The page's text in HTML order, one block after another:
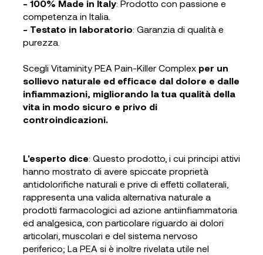
- 100% Made in Italy: Prodotto con passione e
competenza in Italia.
- Testato in laboratorio: Garanzia di qualità e
purezza.
Scegli Vitaminity PEA Pain-Killer Complex per un
sollievo naturale ed efficace dal dolore e dalle
infiammazioni, migliorando la tua qualità della
vita in modo sicuro e privo di
controindicazioni.
L'esperto dice: Questo prodotto, i cui principi attivi
hanno mostrato di avere spiccate proprietà
antidolorifiche naturali e prive di effetti collaterali,
rappresenta una valida alternativa naturale a
prodotti farmacologici ad azione antiinfiammatoria
ed analgesica, con particolare riguardo ai dolori
articolari, muscolari e del sistema nervoso
periferico; La PEA si è inoltre rivelata utile nel